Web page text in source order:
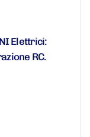
Elettrici:
RC.